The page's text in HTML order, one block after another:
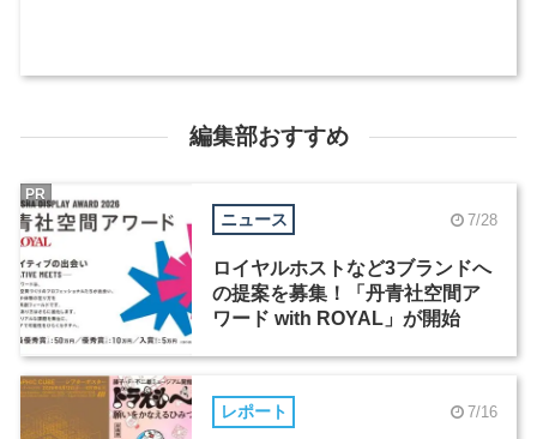
編集部おすすめ
ニュース 7/28
ロイヤルホストなど3ブランドへ
の提案を募集！「丹青社空間ア
ワード with ROYAL」が開始
PR
レポート 7/16